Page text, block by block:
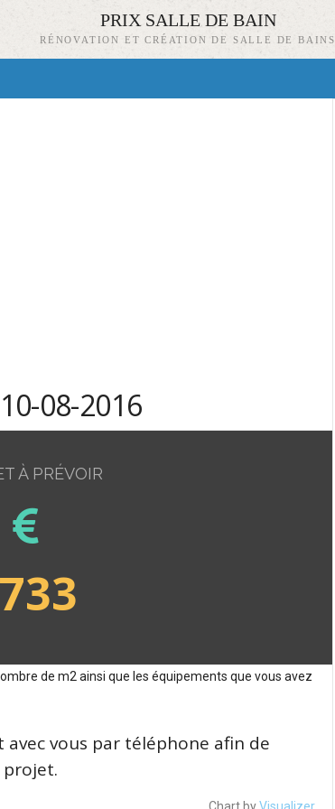
PRIX SALLE DE BAIN
RÉNOVATION ET CRÉATION DE SALLE DE BAINS
08-2016
À PRÉVOIR
de m2 ainsi que les équipements que vous avez
vous par téléphone afin de
Chart byVisualizer